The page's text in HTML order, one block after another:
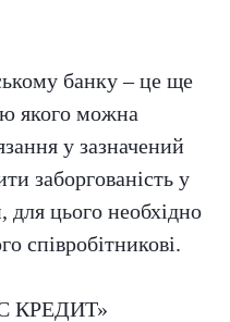
банку – це ще
якого можна
у зазначений
заборгованість у
для цього необхідно
співробітникові.
КРЕДИТ»